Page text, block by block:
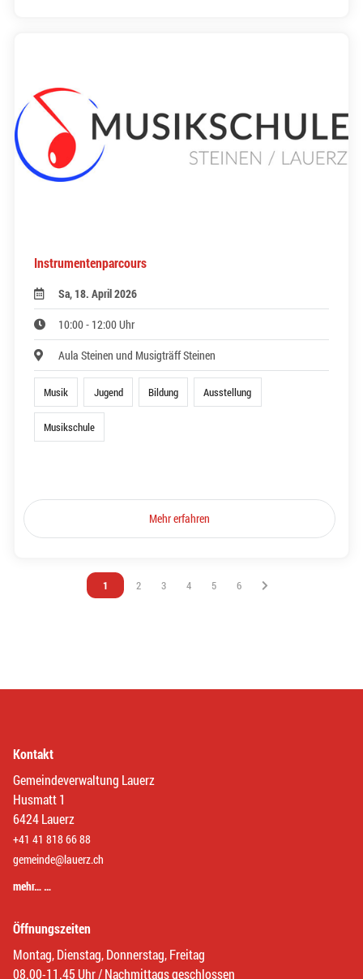
Instrumentenparcours
Sa, 18. April 2026
10:00 - 12:00 Uhr
Aula Steinen und Musigträff Steinen
Musik Jugend Bildung Ausstellung
Musikschule
Mehr erfahren
Vous êtes sur la page
1 Vous êtes sur la page
2 Vous êtes sur la page
3 Vous êtes sur la page
4 Vous êtes sur la page
5 Vous êtes sur la page
6
Kontakt
Gemeindeverwaltung Lauerz
Husmatt 1
6424 Lauerz
+41 41 818 66 88
gemeinde@lauerz.ch
mehr… …
Öffnungszeiten
Montag, Dienstag, Donnerstag, Freitag
08.00-11.45 Uhr / Nachmittags geschlossen